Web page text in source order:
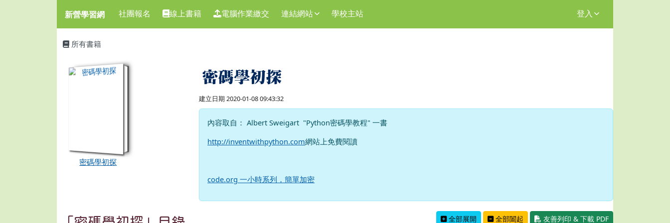
新營學習網
新營學習網 社團報名 線上書籍 電腦作業繳交 連結網站 學校主站 登入
主內容區域
所有書籍
book:密碼學初探
密碼學初探
密碼學初探
建立日期 2020-01-08 09:43:32
內容取自： Albert Sweigart "Python密碼學教程" 一書
http://inventwithpython.com網站上免費閱讀
code.org 一小時系列，簡單加密
全部展開 全部闔起 友善列印 & 下載 PDF
頁尾區域